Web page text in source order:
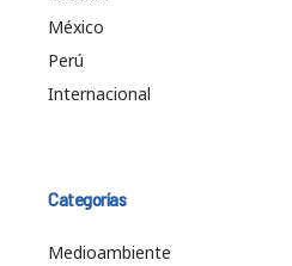
México
Perú
Internacional
Categorías
Medioambiente